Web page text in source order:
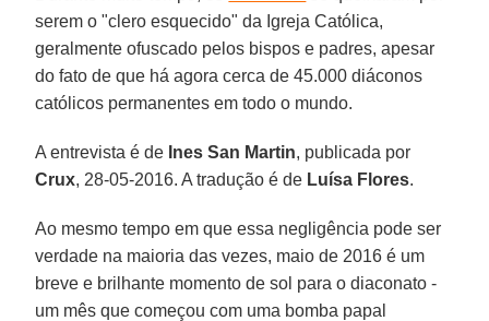
serem o "clero esquecido" da Igreja Católica,
geralmente ofuscado pelos bispos e padres, apesar
do fato de que há agora cerca de 45.000 diáconos
católicos permanentes em todo o mundo.
A entrevista é de Ines San Martin, publicada por
Crux, 28-05-2016. A tradução é de Luísa Flores.
Ao mesmo tempo em que essa negligência pode ser
verdade na maioria das vezes, maio de 2016 é um
breve e brilhante momento de sol para o diaconato -
um mês que começou com uma bomba papal